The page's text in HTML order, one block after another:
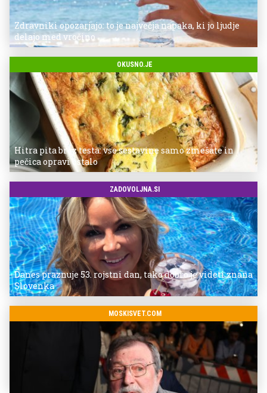
Zdravniki opozarjajo: to je največja napaka, ki jo ljudje
delajo med vročino
OKUSNO.JE
Hitra pita brez testa: vse sestavine samo zmešate in
pečica opravi ostalo
ZADOVOLJNA.SI
Danes praznuje 53. rojstni dan, tako dobro je videti znana
Slovenka
MOSKISVET.COM